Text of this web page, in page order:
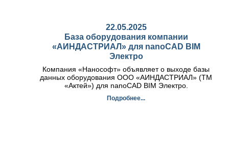
22.05.2025
База оборудования компании
«АИНДАСТРИАЛ» для nanoCAD BIM
Электро
Компания «Нанософт» объявляет о выходе базы
данных оборудования ООО «АИНДАСТРИАЛ» (ТМ
«Актей») для nanoCAD BIM Электро.
Подробнее...